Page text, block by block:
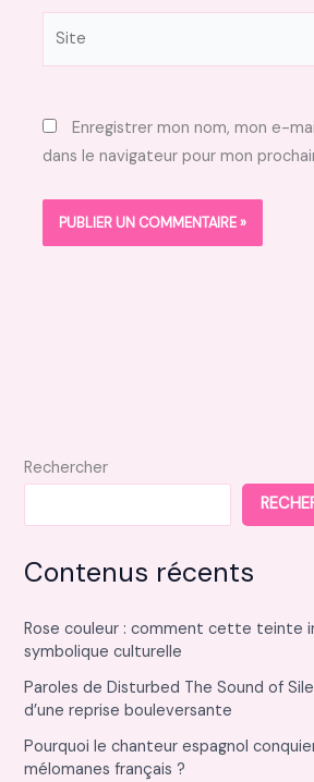
Enregistrer mon nom, mon e-
dans le navigateur pour mon
Rechercher
Contenus récents
Rose couleur : comment cette teinte
symbolique culturelle
Paroles de Disturbed The Sound of
d’une reprise bouleversante
Pourquoi le chanteur espagnol
mélomanes français ?